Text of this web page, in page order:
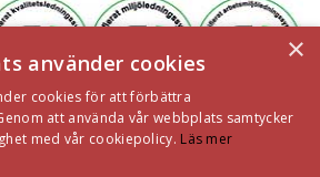
×
använder cookies
cookies för att förbättra
att använda vår webbplats samtycker
med vår cookiepolicy. Läs mer